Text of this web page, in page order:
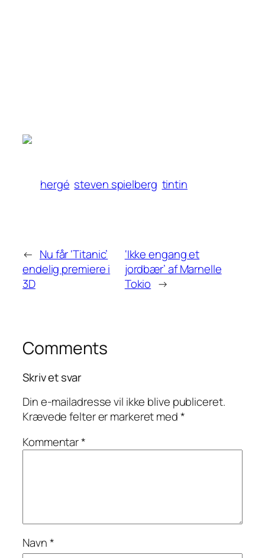
hergé steven spielberg tintin
← Nu får ‘Titanic’
endelig premiere i
3D
‘Ikke engang et
jordbær’ af Marnelle
Tokio →
Comments
Skriv et svar
Din e-mailadresse vil ikke blive publiceret.
Krævede felter er markeret med*
Kommentar*
Navn*